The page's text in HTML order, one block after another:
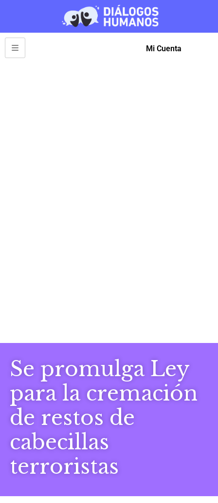
Mi Cuenta
Se promulga Ley
para la cremación
de restos de
cabecillas
terroristas